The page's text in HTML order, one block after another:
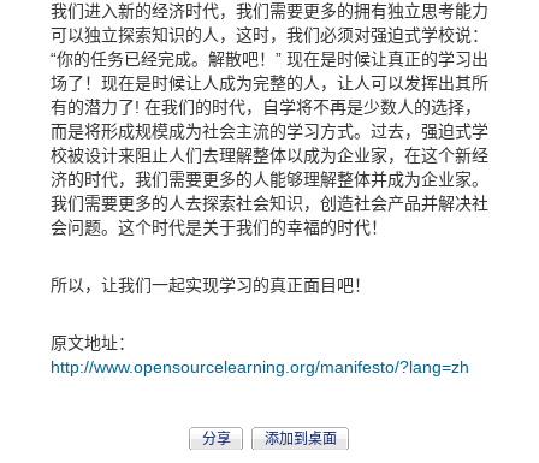
我们进入新的经济时代，我们需要更多的拥有独立思考能力
可以独立探索知识的人，这时，我们必须对强迫式学校说：
“你的任务已经完成。解散吧！” 现在是时候让真正的学习出
场了！现在是时候让人成为完整的人，让人可以发挥出其所
有的潜力了! 在我们的时代，自学将不再是少数人的选择，
而是将形成规模成为社会主流的学习方式。过去，强迫式学
校被设计来阻止人们去理解整体以成为企业家，在这个新经
济的时代，我们需要更多的人能够理解整体并成为企业家。
我们需要更多的人去探索社会知识，创造社会产品并解决社
会问题。这个时代是关于我们的幸福的时代！
所以，让我们一起实现学习的真正面目吧！
原文地址：
http://www.opensourcelearning.org/manifesto/?lang=zh
分享 添加到桌面